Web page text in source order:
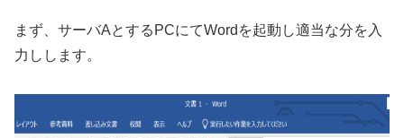
まず、サーバAとするPCにてWordを起動し適当な分を入
力しします。